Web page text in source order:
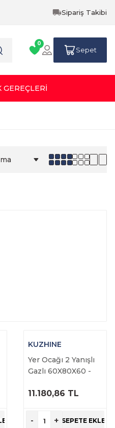
Sipariş Takibi
0
Sepet
GEREÇLERİ
KUZHINE
Yer Ocağı 2 Yanışlı
Gazlı 60X80X60 -
11.180,86 TL
- + SEPETE EKLE